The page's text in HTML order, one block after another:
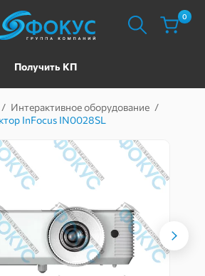
Получить КП
0
/ Интерактивное оборудование /
InFocus IN0028SL